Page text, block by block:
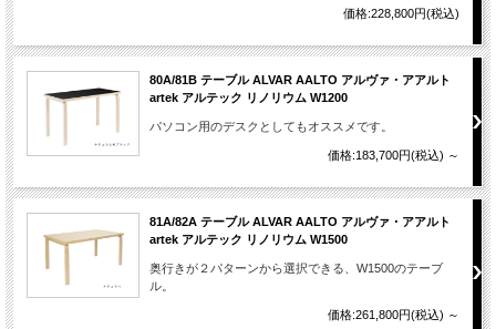
価格:228,800円(税込)
80A/81B テーブル ALVAR AALTO アルヴァ・アアルト
artek アルテック リノリウム W1200
パソコン用のデスクとしてもオススメです。
価格:183,700円(税込) ～
81A/82A テーブル ALVAR AALTO アルヴァ・アアルト
artek アルテック リノリウム W1500
奥行きが２パターンから選択できる、W1500のテーブ
ル。
価格:261,800円(税込) ～